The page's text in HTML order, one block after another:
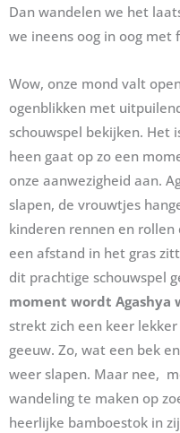
Dan wandelen we het
we ineens oog in oog met
Wow, onze mond valt
ogenblikken met
schouwspel bekijken. Het
heen gaat op zo een
onze aanwezigheid aan.
slapen, de vrouwtjes
kinderen rennen en rollen
een afstand in het gras
dit prachtige schouwspel
moment wordt Agashya
strekt zich een keer
geeuw. Zo, wat een bek
weer slapen. Maar nee,
wandeling te maken op
heerlijke bamboestok in